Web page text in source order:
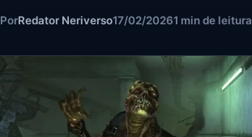
PorRedator Neriverso17/02/20261 min de leitura